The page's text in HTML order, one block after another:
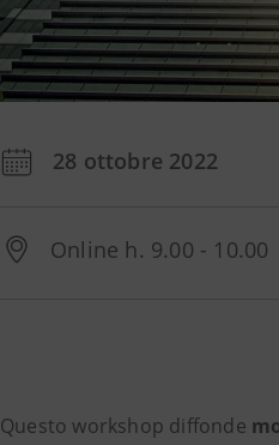
28 ottobre 2022
Online h. 9.00 - 10.00
Questo workshop diffonde